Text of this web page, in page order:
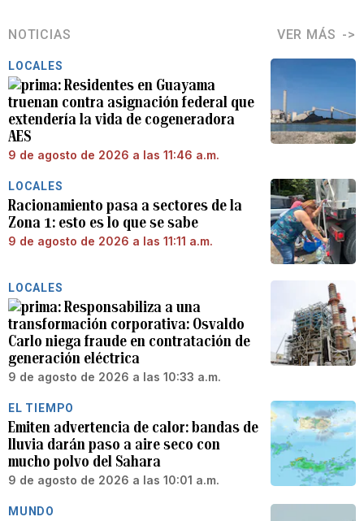
NOTICIAS VER MÁS
LOCALES
Residentes en Guayama
truenan contra asignación federal que
extendería la vida de cogeneradora
AES
9 de agosto de 2026 a las 11:46 a.m.
LOCALES
Racionamiento pasa a sectores de la
Zona 1: esto es lo que se sabe
9 de agosto de 2026 a las 11:11 a.m.
LOCALES
Responsabiliza a una
transformación corporativa: Osvaldo
Carlo niega fraude en contratación de
generación eléctrica
9 de agosto de 2026 a las 10:33 a.m.
EL TIEMPO
Emiten advertencia de calor: bandas de
lluvia darán paso a aire seco con
mucho polvo del Sahara
9 de agosto de 2026 a las 10:01 a.m.
MUNDO